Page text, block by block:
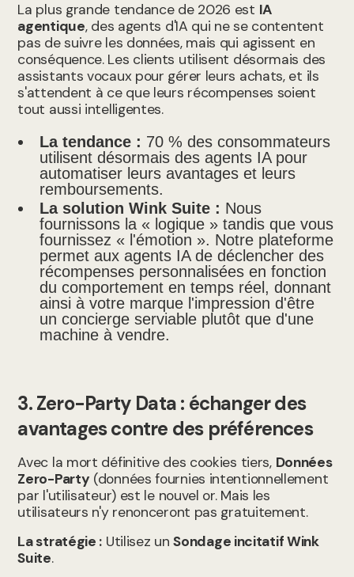
La plus grande tendance de 2026 est IA
agentique, des agents d'IA qui ne se contentent
pas de suivre les données, mais qui agissent en
conséquence. Les clients utilisent désormais des
assistants vocaux pour gérer leurs achats, et ils
s'attendent à ce que leurs récompenses soient
tout aussi intelligentes.
La tendance : 70 % des consommateurs
utilisent désormais des agents IA pour
automatiser leurs avantages et leurs
remboursements.
La solution Wink Suite : Nous
fournissons la « logique » tandis que vous
fournissez « l'émotion ». Notre plateforme
permet aux agents IA de déclencher des
récompenses personnalisées en fonction
du comportement en temps réel, donnant
ainsi à votre marque l'impression d'être
un concierge serviable plutôt que d'une
machine à vendre.
3. Zero-Party Data : échanger des
avantages contre des préférences
Avec la mort définitive des cookies tiers, Données
Zero-Party (données fournies intentionnellement
par l'utilisateur) est le nouvel or. Mais les
utilisateurs n'y renonceront pas gratuitement.
La stratégie : Utilisez unSondage incitatif Wink
Suite.